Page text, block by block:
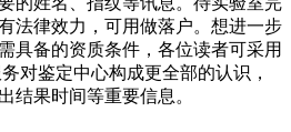
法律效力，可用做落户。想进一步
具备的资质条件，各位读者可采用
对鉴定中心构成更全部的认识，
结果时间等重要信息。